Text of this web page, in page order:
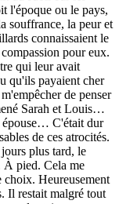
l'époque ou le pays,
souffrance, la peur et
connaissaient le
pour eux.
qui leur avait
qu'ils payaient cher
de penser
Sarah et Louis…
épouse… C'était dur
de ces atrocités.
plus tard, le
À pied. Cela me
choix. Heureusement
Il restait malgré tout